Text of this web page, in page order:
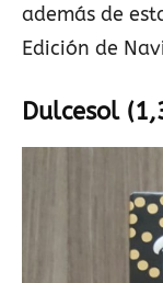
además de
Edición de
Dulcesol